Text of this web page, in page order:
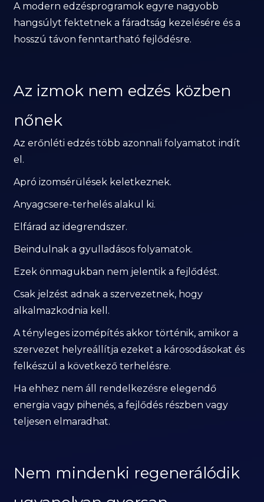
A modern edzésprogramok egyre nagyobb
hangsúlyt fektetnek a fáradtság kezelésére és a
hosszú távon fenntartható fejlődésre.
Az izmok nem edzés közben
nőnek
Az erőnléti edzés több azonnali folyamatot indít
el.
Apró izomsérülések keletkeznek.
Anyagcsere-terhelés alakul ki.
Elfárad az idegrendszer.
Beindulnak a gyulladásos folyamatok.
Ezek önmagukban nem jelentik a fejlődést.
Csak jelzést adnak a szervezetnek, hogy
alkalmazkodnia kell.
A tényleges izomépítés akkor történik, amikor a
szervezet helyreállítja ezeket a károsodásokat és
felkészül a következő terhelésre.
Ha ehhez nem áll rendelkezésre elegendő
energia vagy pihenés, a fejlődés részben vagy
teljesen elmaradhat.
Nem mindenki regenerálódik